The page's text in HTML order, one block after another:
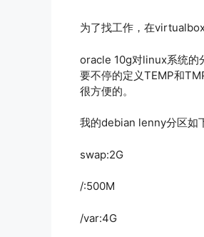
为了找工作，在
oracle 10g对linux系统的
要不停的定义TEMP和
很方便的。
我的debian lenny分区如
swap:2G
/:500M
/var:4G